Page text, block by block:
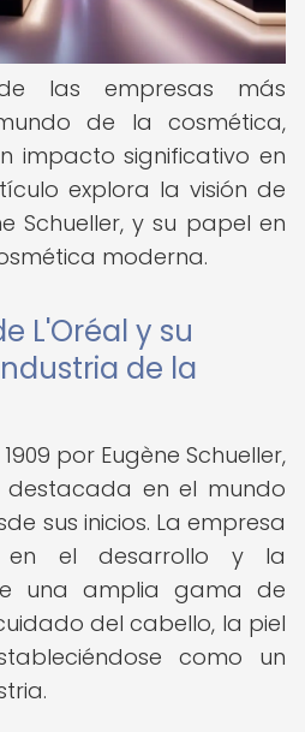
las empresas más
de la cosmética,
impacto significativo en
explora la visión de
Schueller, y su papel en
moderna.
L'Oréal y su
de la
por Eugène Schueller,
en el mundo
sus inicios. La empresa
en el desarrollo y la
una amplia gama de
del cabello, la piel
como un